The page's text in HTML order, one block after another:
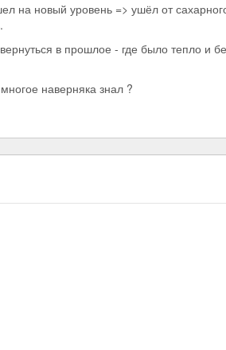
на новый уровень => ушёл от
в прошлое - где было тепло и
наверняка знал ?